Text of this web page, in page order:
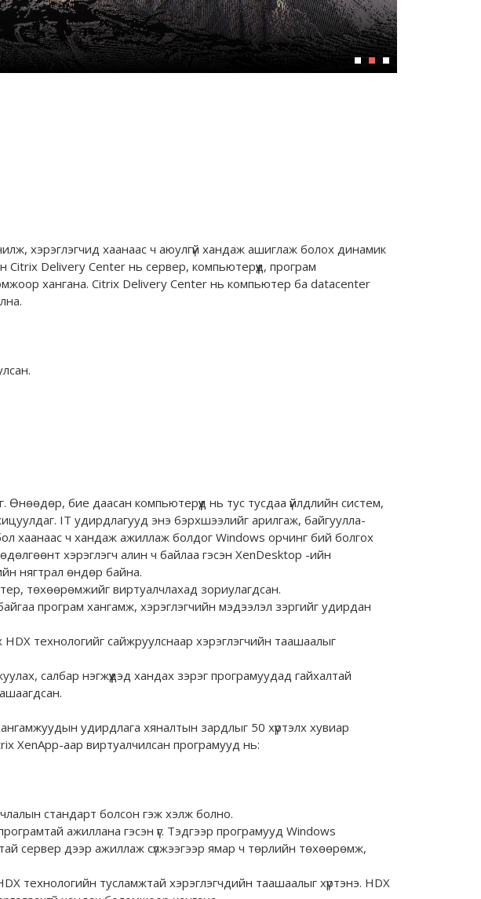
хэрэглэгчид хаанаас ч аюулгүй хандаж ашиглаж болох динамик
Delivery Center нь сервер, компьютерүүд, програм
хангана. Citrix Delivery Center нь компьютер ба datacenter
бие даасан компьютерүүд нь тус тусдаа үйлдлийн систем,
IT удирдлагууд энэ бэрхшээлийг арилгаж, байгуулла-
хаанаас ч хандаж ажиллаж болдог Windows орчинг бий болгох
хэрэглэгч алин ч байлаа гэсэн XenDesktop -ийн
нягтрал өндөр байна.
төхөөрөмжийг виртуалчлахад зориулагдсан.
програм хангамж, хэрэглэгчийн мэдээлэл зэргийг удирдан
технологийг сайжруулснаар хэрэглэгчийн таашаалыг
салбар нэгжүүдэд хандах зэрэг програмуудад гайхалтай
удирдлага хяналтын зардлыг 50 хүртэлх хувиар
XenApp-aap виртуалчилсан програмууд нь:
стандарт болсон гэж хэлж болно.
ажиллана гэсэн үг. Тэдгээр програмууд Windows
сервер дээр ажиллаж сүлжээгээр ямар ч төрлийн төхөөрөмж,
технологийн тусламжтай хэрэглэгчдийн таашаалыг хүртэнэ. HDX